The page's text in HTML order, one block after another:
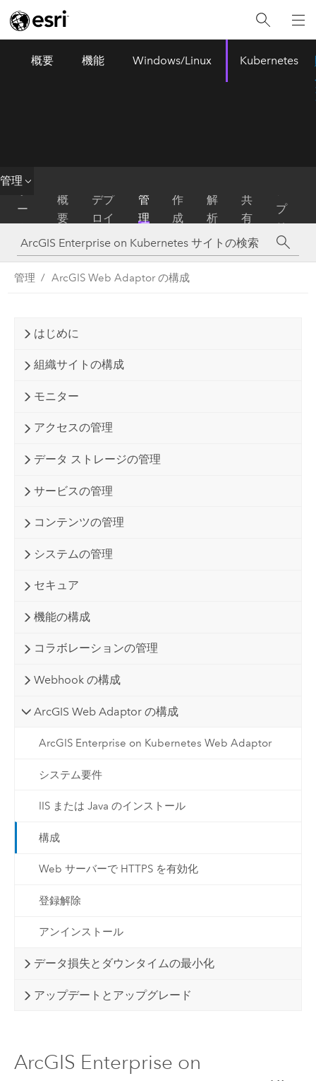
概要 機能 Windows/Linux Kubernetes
管理
ホ
ー
ム
概
要
デプ
ロイ
管
理
作
成
解
析
共
有
プ
リ
管理 ArcGIS Web Adaptor の構成
はじめに
組織サイトの構成
モニター
アクセスの管理
データ ストレージの管理
サービスの管理
コンテンツの管理
システムの管理
セキュア
機能の構成
コラボレーションの管理
Webhook の構成
ArcGIS Web Adaptor の構成
ArcGIS Enterprise on Kubernetes Web Adaptor
システム要件
IIS または Java のインストール
構成
Web サーバーで HTTPS を有効化
登録解除
アンインストール
データ損失とダウンタイムの最小化
アップデートとアップグレード
ArcGIS Enterprise on